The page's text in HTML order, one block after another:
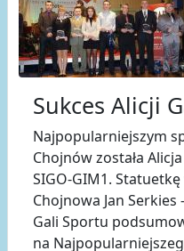
Sukces Alicji
Najpopularniejszym
Chojnów została
SIGO-GIM1.
Chojnowa Jan
Gali Sportu
na